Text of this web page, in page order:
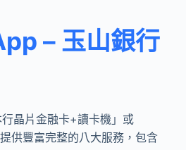
– 玉山銀行
晶片金融卡+讀卡機」或
供豐富完整的八大服務，包含